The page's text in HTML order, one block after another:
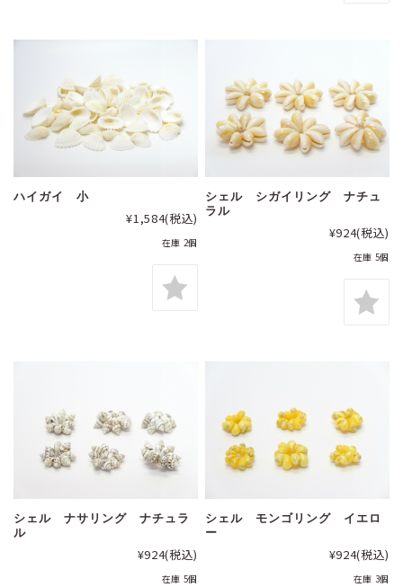
ハイガイ 小
¥1,584(税込)
在庫 2個
シェル シガイリング ナチュ
ラル
¥924(税込)
在庫 5個
シェル ナサリング ナチュラ
ル
¥924(税込)
在庫 5個
シェル モンゴリング イエロ
ー
¥924(税込)
在庫 3個